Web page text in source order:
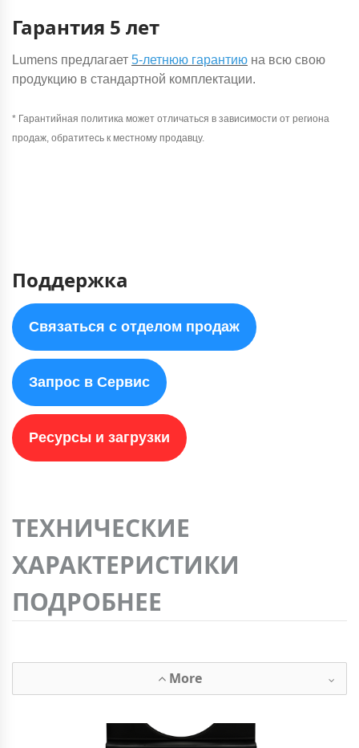
Гарантия 5 лет
Lumens предлагает 5-летнюю гарантию на всю свою
продукцию в стандартной комплектации.
* Гарантийная политика может отличаться в зависимости от региона
продаж, обратитесь к местному продавцу.
Поддержка
Связаться с отделом продаж
Запрос в Сервис
Ресурсы и загрузки
ТЕХНИЧЕСКИЕ
ХАРАКТЕРИСТИКИ
ПОДРОБНЕЕ
More